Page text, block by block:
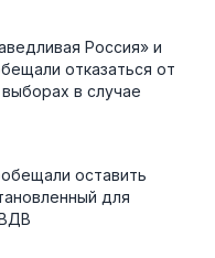
Россия» и
отказаться от
в случае
оставить
для